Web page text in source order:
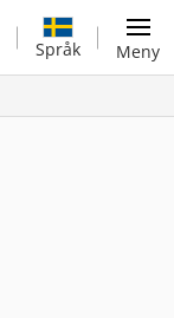
Språk Meny